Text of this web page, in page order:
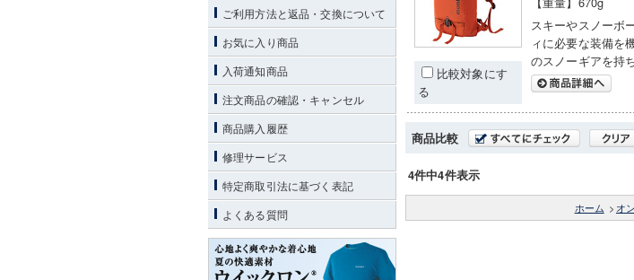
比較対象にす
る
スキーやスノーボ
ィに必要な装備を
のスノーギアを持
商品比較
4件中4件表示
ホーム > オ
ご利用方法と返品・交換について
お気に入り商品
入荷通知商品
注文商品の確認・キャンセル
商品購入履歴
修理サービス
特定商取引法に基づく表記
よくある質問